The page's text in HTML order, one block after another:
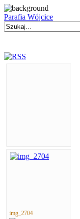
Parafia Wójcice
img_2704